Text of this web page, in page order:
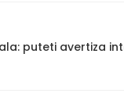
puteti avertiza